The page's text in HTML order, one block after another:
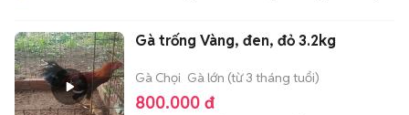
Gà trống Vàng, đen, đỏ 3.2kg
Gà Chọi Gà lớn (từ 3 tháng tuổi)
800.000 đ